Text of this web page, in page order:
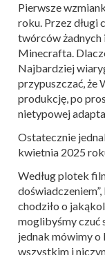
Pierwsze
roku. Przez długi
twórców żadnych
Minecrafta.
Najbardziej
przypuszczać, że
produkcję, po
nietypowej
Ostatecznie
kwietnia 2025
Według plotek
chodziło o
moglibyśmy czuć
jednak mówimy
wszystkim i